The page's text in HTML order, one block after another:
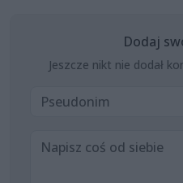
Dodaj
Jeszcze nikt nie dodał